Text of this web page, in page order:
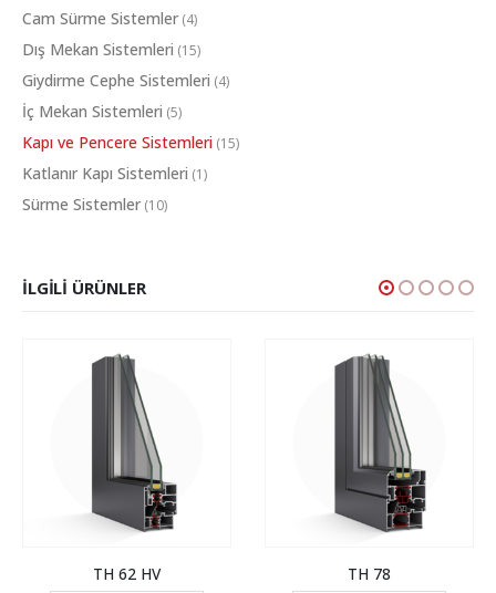
Cam Sürme Sistemler (4)
Dış Mekan Sistemleri (15)
Giydirme Cephe Sistemleri (4)
İç Mekan Sistemleri (5)
Kapı ve Pencere Sistemleri (15)
Katlanır Kapı Sistemleri (1)
Sürme Sistemler (10)
İLGILI ÜRÜNLER
TH 62 HV TH 78